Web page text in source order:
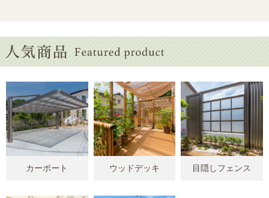
カーポート ウッドデッキ 目隠しフェンス